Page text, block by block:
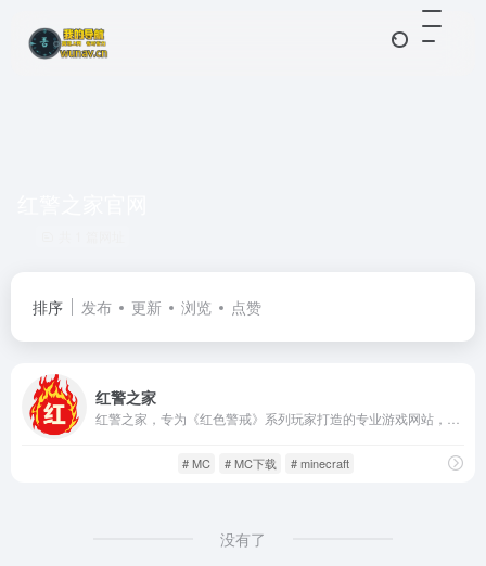
排序 发布 更新 浏览 点赞
红警之家
# MC # MC下载 # minecraft
没有了